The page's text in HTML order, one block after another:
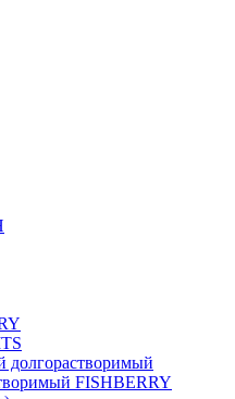
долгорастворимый
FISHBERRY